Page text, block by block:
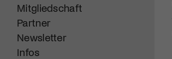
Mitgliedschaft
Partner
Newsletter
Infos